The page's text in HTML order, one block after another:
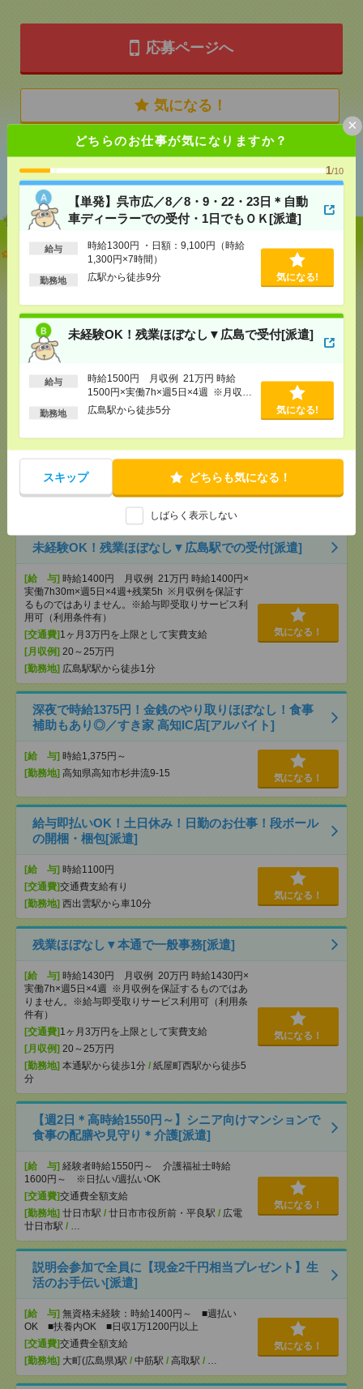
どちらのお仕事が気になりますか？
1/10
【単発】呉市広／8／8・9・22・23日＊自動
車ディーラーでの受付・1日でもＯＫ[派遣]
給与
時給1300円 ・日額：9,100円（時給
1,300円×7時間）
勤務地 広駅から徒歩9分 気になる!
未経験OK！残業ほぼなし▼広島で受付[派遣]
給与
時給1500円 月収例 21万円 時給
1500円×実働7h×週5日×4週 ※月収例
を保証するものではありません。※給
勤務地 広島駅から徒歩5分 気になる!
スキップ どちらも気になる！
しばらく表示しない
×
応募ページへ
気になる！
あなたの閲覧履歴からの
おすすめ
【単発】呉市広／8／8・9・22・23日＊自動車ディー
ラーでの受付・1日でもＯＫ[派遣]
[交通費]
・自転車通勤可 ・車通勤可(駐車場無料)
[勤務地]
広駅から徒歩9分
気になる！
未経験OK！残業ほぼなし▼広島で受付[派遣]
[給 与]時給1500円 月収例 21万円 時給1500円×
りません。※給与即受取りサービス利用可（利用条
[交通費]1ヶ月3万円を上限として実費支給
広島駅から徒歩5分
未経験OK！残業ほぼなし▼広島駅での受付[派遣]
[給 与] 時給1400円 月収例 21万円 時給1400円×
実働7h30m×週5日×4週+残業5h ※月収例を保証す
るものではありません。※給与即受取りサービス利
用可（利用条件有）
[交通費]1ヶ月3万円を上限として実費支給
[月収例] 20～25万円
[勤務地] 広島駅駅から徒歩1分
気になる！
深夜で時給1375円！金銭のやり取りほぼなし！食事
補助もあり◎／すき家 高知IC店[アルバイト]
[給 与] 時給1,375円～
[勤務地] 高知県高知市杉井流9-15 気になる！
給与即払いOK！土日休み！日勤のお仕事！段ボール
の開梱・梱包[派遣]
[給 与] 時給1100円
[交通費]交通費支給有り
[勤務地] 西出雲駅から車10分
気になる！
残業ほぼなし▼本通で一般事務[派遣]
[給 与] 時給1430円 月収例 20万円 時給1430円×
実働7h×週5日×4週 ※月収例を保証するものではあ
りません。※給与即受取りサービス利用可（利用条
件有）
[交通費]1ヶ月3万円を上限として実費支給
[月収例] 20～25万円
[勤務地] 本通駅から徒歩1分 / 紙屋町西駅から徒歩5
分
気になる！
【週2日＊高時給1550円～】シニア向けマンションで
食事の配膳や見守り＊介護[派遣]
[給 与] 経験者時給1550円～ 介護福祉士時給
1600円～ ※日払い/週払いOK
[交通費]交通費全額支給
[勤務地] 廿日市駅 / 廿日市市役所前・平良駅 / 広電
廿日市駅 /
気になる！
説明会参加で全員に【現金2千円相当プレゼント】生
活のお手伝い[派遣]
[給 与] 無資格未経験：時給1400円～ ■週払い
OK ■扶養内OK ■日収1万1200円以上
[交通費]交通費全額支給
[勤務地] 大町(広島県)駅 / 中筋駅 / 高取駅 /
気になる！